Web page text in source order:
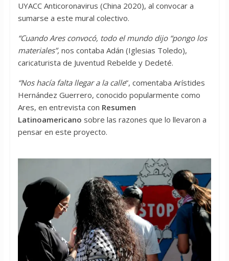
UYACC Anticoronavirus (China 2020), al convocar a
sumarse a este mural colectivo.
“Cuando Ares convocó, todo el mundo dijo “pongo los
materiales”, nos contaba Adán (Iglesias Toledo),
caricaturista de Juventud Rebelde y Dedeté.
“Nos hacía falta llegar a la calle”, comentaba Arístides
Hernández Guerrero, conocido popularmente como
Ares, en entrevista con Resumen
Latinoamericano sobre las razones que lo llevaron a
pensar en este proyecto.